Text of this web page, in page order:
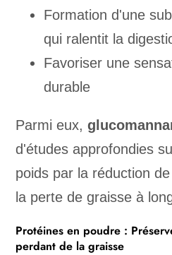
Formation d'une
qui ralentit la
Favoriser une
durable
Parmi eux,
d'études approfondies
poids par la réduction
la perte de graisse à
Protéines en poudre :
perdant de la graisse